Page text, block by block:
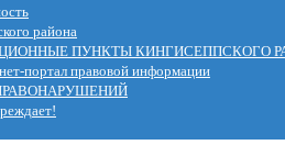
района
ПУНКТЫ КИНГИСЕППСКОГО
портал правовой информации